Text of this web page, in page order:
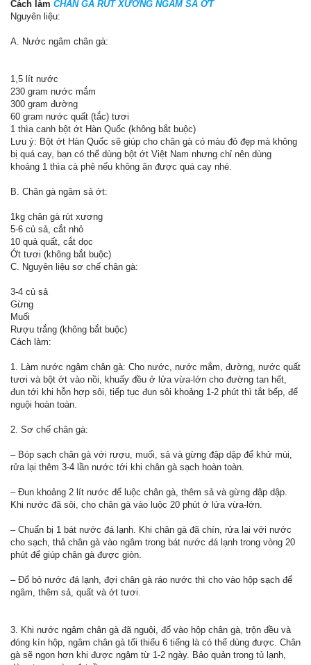
Cách làm CHÂN GÀ RÚT XƯƠNG NGÂM SẢ ỚT
Nguyên liệu:
A. Nước ngâm chân gà:
1,5 lít nước
230 gram nước mắm
300 gram đường
60 gram nước quất (tắc) tươi
1 thìa canh bột ớt Hàn Quốc (không bắt buộc)
Lưu ý: Bột ớt Hàn Quốc sẽ giúp cho chân gà có màu đỏ đẹp mà không
bị quá cay, bạn có thể dùng bột ớt Việt Nam nhưng chỉ nên dùng
khoảng 1 thìa cà phê nếu không ăn được quá cay nhé.
B. Chân gà ngâm sả ớt:
1kg chân gà rút xương
5-6 củ sả, cắt nhỏ
10 quả quất, cắt dọc
Ớt tươi (không bắt buộc)
C. Nguyên liệu sơ chế chân gà:
3-4 củ sả
Gừng
Muối
Rượu trắng (không bắt buộc)
Cách làm:
1. Làm nước ngâm chân gà: Cho nước, nước mắm, đường, nước quất
tươi và bột ớt vào nồi, khuấy đều ở lửa vừa-lớn cho đường tan hết,
đun tới khi hỗn hợp sôi, tiếp tục đun sôi khoảng 1-2 phút thì tắt bếp, để
nguội hoàn toàn.
2. Sơ chế chân gà:
– Bóp sạch chân gà với rượu, muối, sả và gừng đập dập để khử mùi,
rửa lại thêm 3-4 lần nước tới khi chân gà sạch hoàn toàn.
– Đun khoảng 2 lít nước để luộc chân gà, thêm sả và gừng đập dập.
Khi nước đã sôi, cho chân gà vào luộc 20 phút ở lửa vừa-lớn.
– Chuẩn bị 1 bát nước đá lạnh. Khi chân gà đã chín, rửa lại với nước
cho sạch, thả chân gà vào ngâm trong bát nước đá lạnh trong vòng 20
phút để giúp chân gà được giòn.
– Đổ bỏ nước đá lạnh, đợi chân gà ráo nước thì cho vào hộp sạch để
ngâm, thêm sả, quất và ớt tươi.
3. Khi nước ngâm chân gà đã nguội, đổ vào hộp chân gà, trộn đều và
đóng kín hộp, ngâm chân gà tối thiểu 6 tiếng là có thể dùng được. Chân
gà sẽ ngon hơn khi được ngâm từ 1-2 ngày. Bảo quản trong tủ lạnh,